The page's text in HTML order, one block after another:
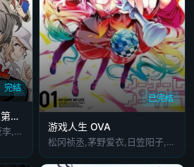
完结
Active Raid 机动强袭室第八组第一季
岛崎信长,樱井孝宏,小泽亚李,石上静香,仓田雅世,村田太志,相坂优歌,花江夏树,大川透,大西沙织,鸟海浩辅,绿川光,大原沙耶香,山下大辉
已完结
游戏人生 OVA
松冈祯丞,茅野爱衣,日笠阳子,田村由香里,井口裕香,能登麻美子,泽城美雪,钉宫理惠